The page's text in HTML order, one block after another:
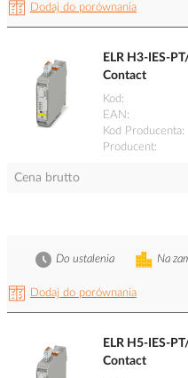
Dodaj do porównania
ELR H3-IES-
Contact
Kod
EAN
Kod Producenta
Producent
Cena brutto
Dodaj do porównania
Na
Do ustalenia
ELR H5-IES-
Contact